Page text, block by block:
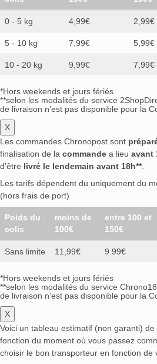
0 - 5 kg 4,99€ 2,99€
5 - 10 kg 7,99€ 5,99€
10 - 20 kg 9,99€ 7,99€
*Hors weekends et jours fériés
**selon les modalités du service
de livraison n’est pas disponible pour la
X
Les commandes Chronopost sont
finalisation de la commande a lieu avant
d’être livré le lendemain avant 18h**.
Les tarifs dépendent du uniquement du
(hors frais de port)
Poids du
colis
moins de
100€
entre 100 et
150€
Sans limite 11,99€ 9.99€
*Hors weekends et jours fériés
**selon les modalités du service
de livraison n’est pas disponible pour la
X
Voici un tableau estimatif (non garanti)
fonction du moment où vous passez
choisir le bon transporteur en fonction de